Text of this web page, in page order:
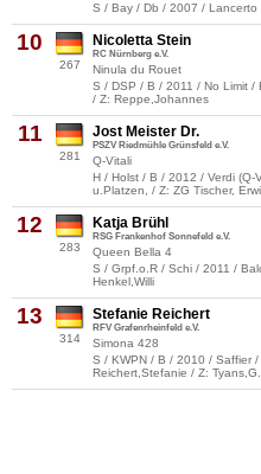
S / Bay / Db / 2007 / Lancerto
10
267
Nicoletta Stein
RC Nürnberg e.V.
Ninula du Rouet
S / DSP / B / 2011 / No Limit
/ Z: Reppe,Johannes
11
281
Jost Meister Dr.
PSZV Riedmühle Grünsfeld e.V.
Q-Vitali
H / Holst / B / 2012 / Verdi
u.Platzen, / Z: ZG Tischer,
12
283
Katja Brühl
RSG Frankenhof Sonnefeld e.V.
Queen Bella 4
S / Grpf.o.R / Schi / 2011 /
Henkel,Willi
13
314
Stefanie Reichert
RFV Grafenrheinfeld e.V.
Simona 428
S / KWPN / B / 2010 / Saffier
Reichert,Stefanie / Z: Tyans,G.